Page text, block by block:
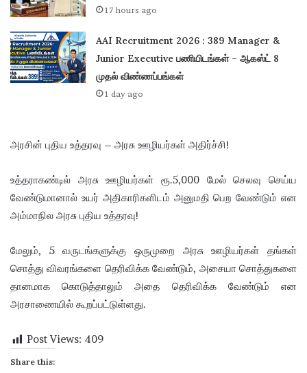
17 hours ago
AAI Recruitment 2026 : 389 Manager &
Junior Executive பணியிடங்கள் – ஆகஸ்ட் 8
முதல் விண்ணப்பங்கள்
1 day ago
அரசின் புதிய உத்தரவு – அரசு ஊழியர்கள் அதிர்ச்சி!
உத்தராகண்டில் அரசு ஊழியர்கள் ரூ.5,000 மேல் செலவு செய்ய
வேண்டுமானால் உயர் அதிகாரிகளிடம் அனுமதி பெற வேண்டும் என
அம்மாநில அரசு புதிய உத்தரவு!
மேலும், 5 வருடங்களுக்கு ஒருமுறை அரசு ஊழியர்கள் தங்கள்
சொத்து விவரங்களை தெரிவிக்க வேண்டும், அசையா சொத்துகளை
தானமாக கொடுத்தாலும் அதை தெரிவிக்க வேண்டும் என
அரசாணையில் கூறப்பட்டுள்ளது.
Post Views: 409
Share this: